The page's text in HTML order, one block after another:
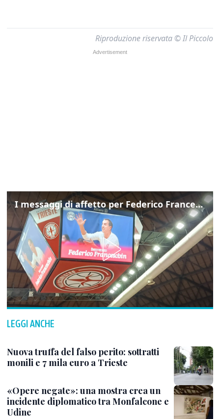
Riproduzione riservata © Il Piccolo
I messaggi di affetto per Federico Franceschin: così il mondo del basket gli è stato accanto fino all’ultimo
LEGGI ANCHE
Nuova truffa del falso perito: sottratti
monili e 7 mila euro a Trieste
«Opere negate»: una mostra crea un
incidente diplomatico tra Monfalcone e
Udine